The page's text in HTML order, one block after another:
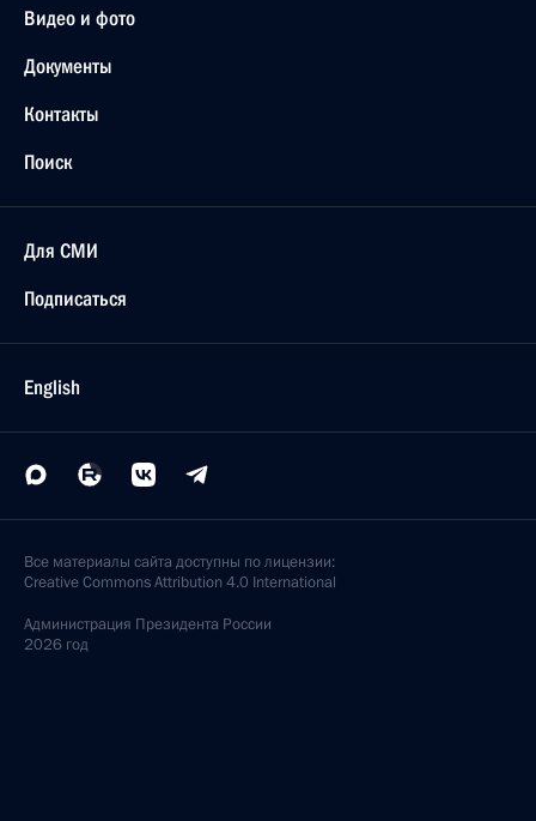
Видео и фото
Документы
Контакты
Поиск
Для СМИ
Подписаться
English
Все материалы сайта доступны по лицензии:
Creative Commons Attribution 4.0 International
Администрация Президента России
2026 год